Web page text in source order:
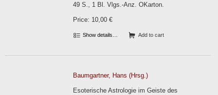
49 S., 1 Bl. Vlgs.-Anz. OKarton.
Price: 10,00 €
Show details… Add to cart
Baumgartner, Hans (Hrsg.)
Esoterische Astrologie im Geiste des